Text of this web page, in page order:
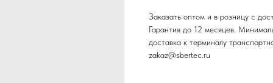
Заказать оптом и в розницу с
Гарантия до 12 месяцев.
доставка к терминалу
zakaz@sbertec.ru